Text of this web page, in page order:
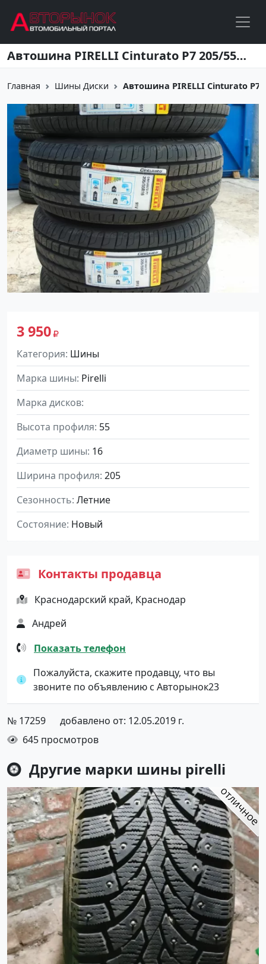
Перейти к основному содержанию Автошина PIRELLI Cinturato P7 205/55R16 91V
Главная Шины Диски Автошина PIRELLI Cinturato P7
3 950
Категория Шины
Марка шины Pirelli
Марка дисков
Высота профиля 55
Диаметр шины 16
Ширина профиля 205
Сезонность Летние
Состояние Новый
Контакты продавца
Краснодарский край, Краснодар
Андрей
Показать телефон
Пожалуйста, скажите продавцу, что вы
звоните по объявлению с Авторынок23
№ 17259
добавлено от: 12.05.2019 г.
645 просмотров
Другие марки шины pirelli